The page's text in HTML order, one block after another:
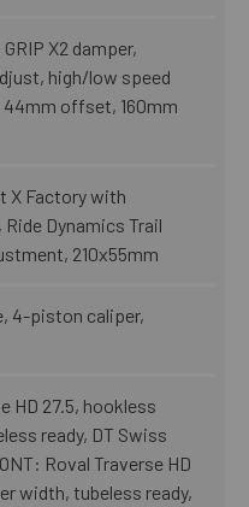
X2 damper,
high/low speed
44mm offset, 160mm
X Factory with
Dynamics Trail
210x55mm
4-piston caliper,
HD 27.5, hookless
ready, DT Swiss
Roval Traverse HD
width, tubeless ready,